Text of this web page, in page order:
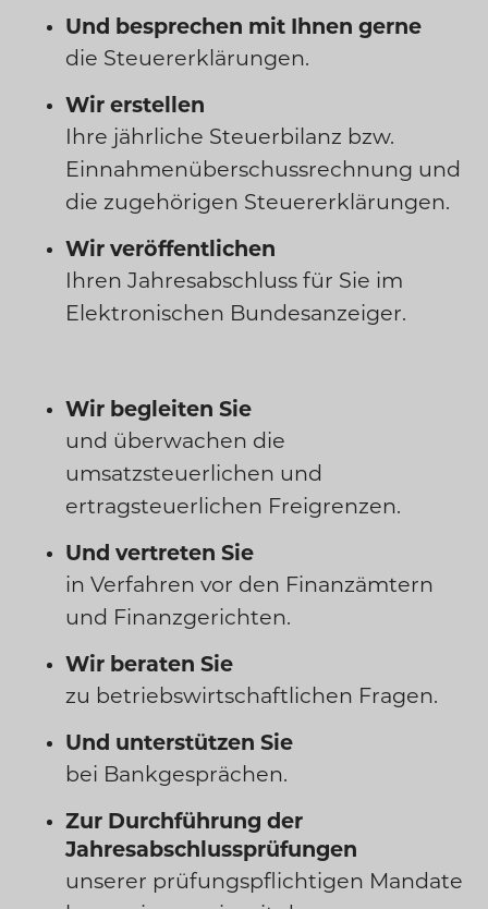
Und besprechen mit Ihnen gerne
die Steuererklärungen.
Wir erstellen
Ihre jährliche Steuerbilanz bzw.
Einnahmenüberschussrechnung und
die zugehörigen Steuererklärungen.
Wir veröffentlichen
Ihren Jahresabschluss für Sie im
Elektronischen Bundesanzeiger.
Wir begleiten Sie
und überwachen die
umsatzsteuerlichen und
ertragsteuerlichen Freigrenzen.
Und vertreten Sie
in Verfahren vor den Finanzämtern
und Finanzgerichten.
Wir beraten Sie
zu betriebswirtschaftlichen Fragen.
Und unterstützen Sie
bei Bankgesprächen.
Zur Durchführung der
Jahresabschlussprüfungen
unserer prüfungspflichtigen Mandate